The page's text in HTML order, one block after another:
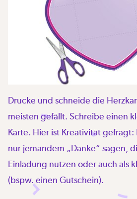
Drucke und schneide die
meisten gefällt. Schreibe einen
Karte. Hier ist Kreativität gefragt:
nur jemandem „Danke“ sagen,
Einladung nutzen oder auch als
(bspw. einen Gutschein).